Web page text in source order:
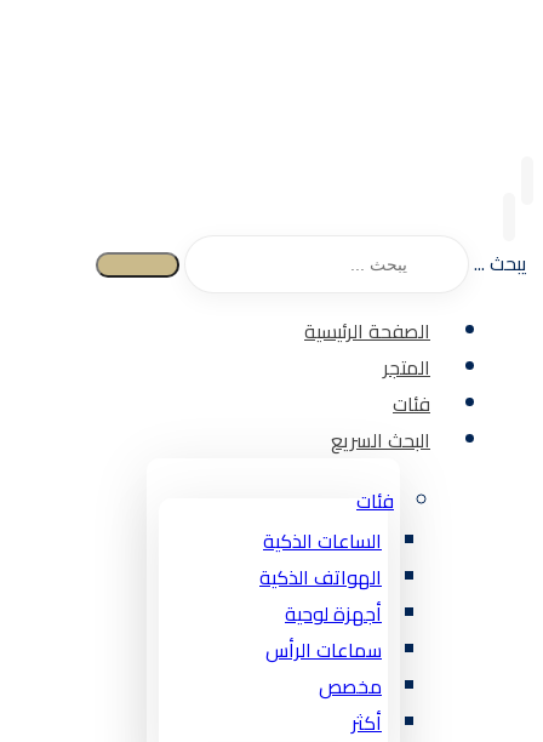
يبحث ...
الصفحة الرئيسية
المتجر
فئات
البحث السريع
فئات
الساعات الذكية
الهواتف الذكية
أجهزة لوحية
سماعات الرأس
مخصص
أكثر